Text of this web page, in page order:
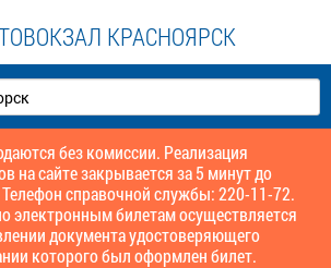
КРАСНОЯРСК
без комиссии. Реализация
на сайте закрывается за 5 минут до
справочной службы: 220-11-72.
электронным билетам осуществляется
документа удостоверяющего
которого был оформлен билет.